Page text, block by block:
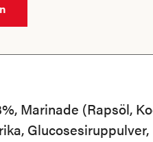
Marinade (Rapsöl,
Glucosesiruppulver,